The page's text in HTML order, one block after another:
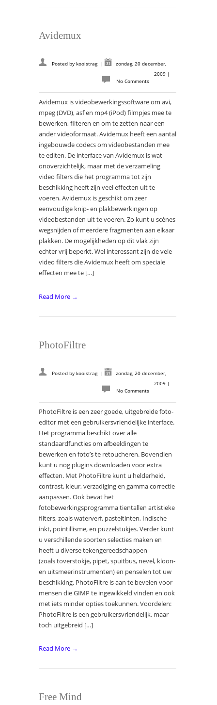
Avidemux
Posted by kooistrag |
zondag, 20 december,
2009 |
No Comments
Avidemux is videobewerkingssoftware om avi,
mpeg (DVD), asf en mp4 (iPod) filmpjes mee te
bewerken, filteren en om te zetten naar een
ander videoformaat. Avidemux heeft een aantal
ingebouwde codecs om videobestanden mee
te editen. De interface van Avidemux is wat
onoverzichtelijk, maar met de verzameling
video filters die het programma tot zijn
beschikking heeft zijn veel effecten uit te
voeren. Avidemux is geschikt om zeer
eenvoudige knip- en plakbewerkingen op
videobestanden uit te voeren. Zo kunt u scènes
wegsnijden of meerdere fragmenten aan elkaar
plakken. De mogelijkheden op dit vlak zijn
echter vrij beperkt. Wel interessant zijn de vele
video filters die Avidemux heeft om speciale
effecten mee te […]
Read More →
PhotoFiltre
Posted by kooistrag |
zondag, 20 december,
2009 |
No Comments
PhotoFiltre is een zeer goede, uitgebreide foto-
editor met een gebruikersvriendelijke interface.
Het programma beschikt over alle
standaardfuncties om afbeeldingen te
bewerken en foto’s te retoucheren. Bovendien
kunt u nog plugins downloaden voor extra
effecten. Met PhotoFiltre kunt u helderheid,
contrast, kleur, verzadiging en gamma correctie
aanpassen. Ook bevat het
fotobewerkingsprogramma tientallen artistieke
filters, zoals waterverf, pasteltinten, Indische
inkt, pointillisme, en puzzelstukjes. Verder kunt
u verschillende soorten selecties maken en
heeft u diverse tekengereedschappen
(zoals toverstokje, pipet, spuitbus, nevel, kloon-
en uitsmeerinstrumenten) en penselen tot uw
beschikking. PhotoFiltre is aan te bevelen voor
mensen die GIMP te ingewikkeld vinden en ook
met iets minder opties toekunnen. Voordelen:
PhotoFiltre is een gebruikersvriendelijk, maar
toch uitgebreid […]
Read More →
Free Mind